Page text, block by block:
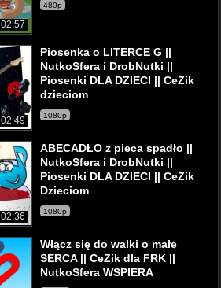
02:57
480p
02:49
Piosenka o LITERCE G ||
NutkoSfera i DrobNutki ||
Piosenki DLA DZIECI || CeZik
dzieciom
1080p
02:36
ABECADŁO z pieca spadło ||
NutkoSfera i DrobNutki ||
Piosenki DLA DZIECI || CeZik
Dzieciom
1080p
Włącz się do walki o małe
SERCA || CeZik dla FRK ||
NutkoSfera WSPIERA